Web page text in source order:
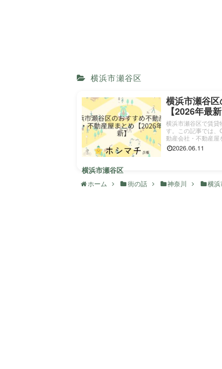
横浜市瀬谷区
横浜市瀬谷区
横浜市瀬谷
【2026年最
横浜市瀬谷区で賃
す。この記事では
動産会社・不動産
2026.06.11
ホーム 街の話 神奈川 横